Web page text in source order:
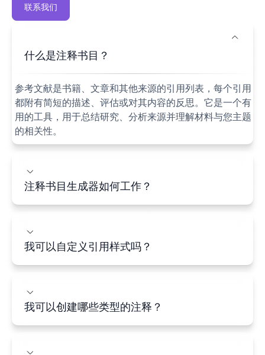
联系我们
什么是注释书目？
参考文献是书籍、文章和其他来源的引用列表，每个引用
都附有简短的描述、评估或对其内容的反思。它是一个有
用的工具，用于总结研究、分析来源并理解材料与您主题
的相关性。
注释书目生成器如何工作？
我可以自定义引用样式吗？
我可以创建哪些类型的注释？